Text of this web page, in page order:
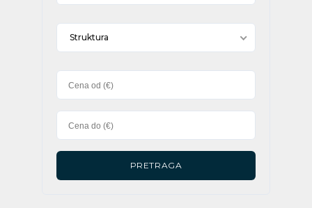
Struktura